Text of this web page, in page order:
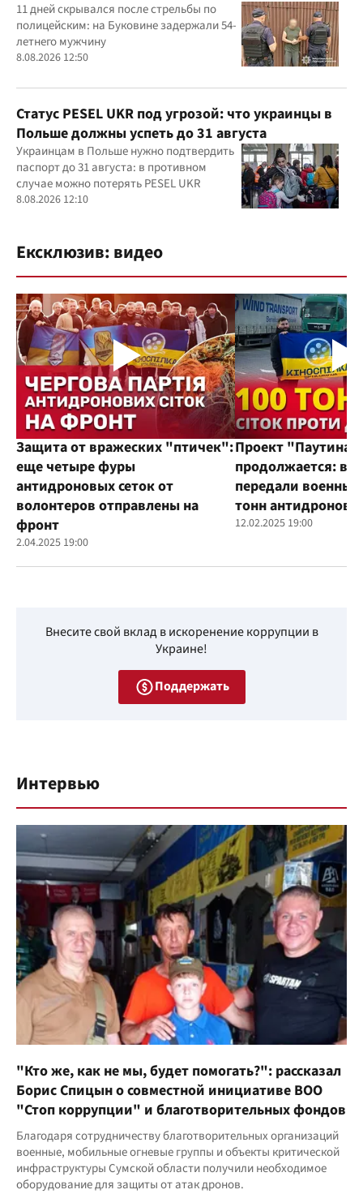
задержали
11 дней скрывался после стрельбы по
полицейским: на Буковине задержали 54-
летнего мужчину
8.08.2026 12:50
Статус PESEL UKR под угрозой: что украинцы в
Польше должны успеть до 31 августа
Украинцам в Польше нужно подтвердить
паспорт до 31 августа: в противном
случае можно потерять PESEL UKR
8.08.2026 12:10
Ексклюзив: видео
Защита от вражеских "птичек":
еще четыре фуры
антидроновых сеток от
волонтеров отправлены на
фронт
2.04.2025 19:00
Проект "Паутина"
продолжается:
передали
тонн
12.02.2025 19:00
Внесите свой вклад в искоренение коррупции в
Украине!
Поддержать
Интервью
"Кто же, как не мы, будет помогать?": рассказал
Борис Спицын о совместной инициативе ВОО
"Стоп коррупции" и благотворительных фондов
Благодаря сотрудничеству благотворительных организаций
военные, мобильные огневые группы и объекты критической
инфраструктуры Сумской области получили необходимое
оборудование для защиты от атак дронов.